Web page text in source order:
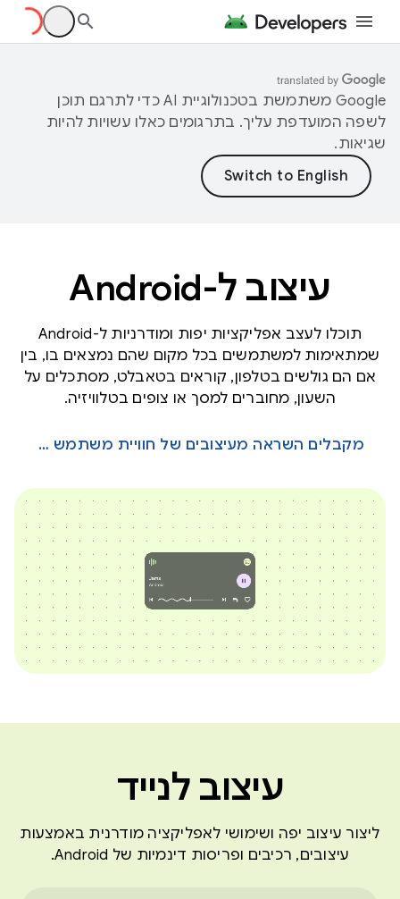
‫Google משתמשת בטכנולוגיית AI כדי לתרגם תוכן
לשפה המועדפת עליך. בתרגומים כאלו עשויות להיות
שגיאות.
עיצוב ל-Android
תוכלו לעצב אפליקציות יפות ומודרניות ל-Android
שמתאימות למשתמשים בכל מקום שהם נמצאים בו, בין
אם הם גולשים בטלפון, קוראים בטאבלט, מסתכלים על
השעון, מחוברים למסך או צופים בטלוויזיה.
מקבלים השראה מעיצובים של חוויית משתמש למגוון מסכים →
עיצוב לנייד
ליצור עיצוב יפה ושימושי לאפליקציה מודרנית באמצעות
עיצובים, רכיבים ופריסות דינמיות של Android.